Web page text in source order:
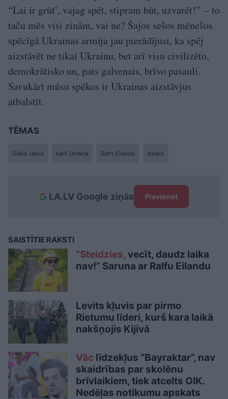
“Lai ir grūt’, vajag spēt, stipram būt, uzvarēt!” – to
taču mēs visi zinām, vai ne? Šajos sešos mēnešos
spēcīgā Ukrainas armija jau pierādījusi, ka spēj
aizstāvēt ne tikai Ukrainu, bet arī visu civilizēto,
demokrātisko un, pats galvenais, brīvo pasauli.
Savukārt mūsu spēkos ir Ukrainas aizstāvjus
atbalstīt.
TĒMAS
Diāna Jance karš Ukrainā Ralfs Eilands ziedot
LA.LV Google ziņās Pievienot
SAISTĪTIE RAKSTI
“Steidzies, vecīt, daudz laika
nav!” Saruna ar Ralfu Eilandu
Levits kļuvis par pirmo
Rietumu līderi, kurš kara laikā
nakšņojis Kijivā
Vāc līdzekļus “Bayraktar”, nav
skaidrības par skolēnu
brīvlaikiem, tiek atcelts OIK.
Nedēļas notikumu apskats